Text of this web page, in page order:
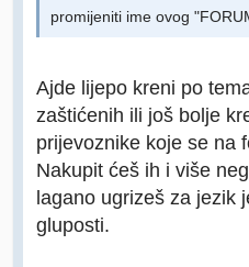
promijeniti ime ovog
Ajde lijepo kreni po
zaštićenih ili još bolje
prijevoznike koje se na
Nakupit ćeš ih i više
lagano ugrizeš za jezik
gluposti.